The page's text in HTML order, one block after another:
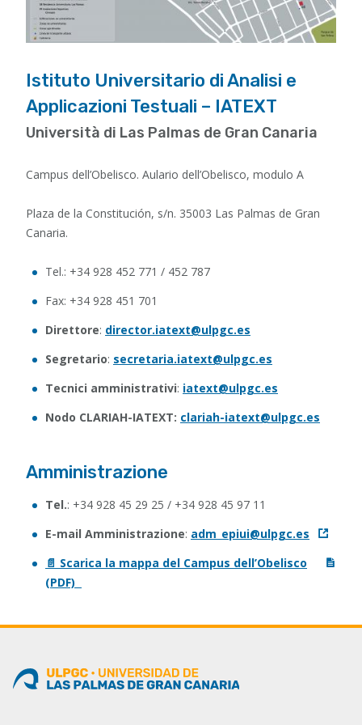
Istituto Universitario di Analisi e
Applicazioni Testuali – IATEXT
Università di Las Palmas de Gran Canaria
Campus dell’Obelisco. Aulario dell’Obelisco, modulo A
Plaza de la Constitución, s/n. 35003 Las Palmas de Gran
Canaria.
Tel.: +34 928 452 771 / 452 787
Fax: +34 928 451 701
Direttore: director.iatext@ulpgc.es
Segretario: secretaria.iatext@ulpgc.es
Tecnici amministrativi: iatext@ulpgc.es
Nodo CLARIAH-IATEXT: clariah-iatext@ulpgc.es
Amministrazione
Tel.: +34 928 45 29 25 / +34 928 45 97 11
E-mail Amministrazione: adm_epiui@ulpgc.es
📄 Scarica la mappa del Campus dell’Obelisco
(PDF)